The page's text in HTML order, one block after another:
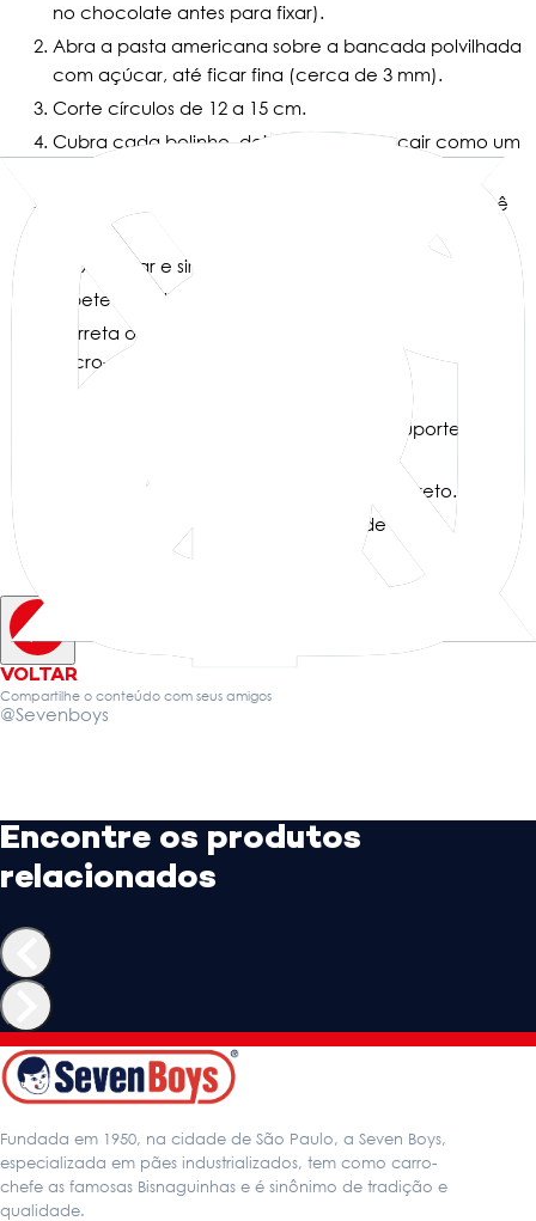
no chocolate antes para fixar).
Abra a pasta americana sobre a bancada polvilhada
com açúcar, até ficar fina (cerca de 3 mm).
Corte círculos de 12 a 15 cm.
Cubra cada bolinho, deixando a pasta cair como um
Faça os olhinhos e a boca com chocolate ou glacê
Deixe secar e sirva em pé, apoiado em suporte.
Espete os bolinhos em palitos.
Derreta o chocolate branco em banho-maria ou no
micro-ondas
Banhe os bolinhos, cobrindo bem.
Coloque sobre papel manteiga ou em suporte de
Faça os olhos e a boca com chocolate preto.
Deixe firmar completamente antes de servir
VOLTAR
Compartilhe o conteúdo com seus amigos
@Sevenboys
Encontre os produtos
relacionados
Fundada em 1950, na cidade de São Paulo, a Seven Boys,
especializada em pães industrializados, tem como carro-
chefe as famosas Bisnaguinhas e é sinônimo de tradição e
qualidade.